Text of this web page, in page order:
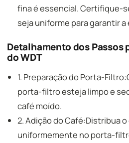
fina é essencial. Certifique-
seja uniforme para garantir a
Detalhamento dos Passos
do WDT
1. Preparação do Porta-
porta-filtro esteja limpo e
café moído.
2. Adição do Café:Distribua
uniformemente no porta-